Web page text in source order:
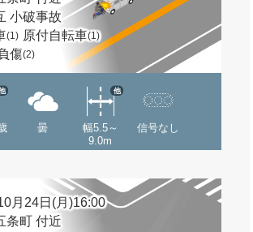
小破事故
(1) 原付自転車(1)
傷(2)
曇
幅5.5～
9.0m
他
信号なし
月24日(月)16:00
条町 付近